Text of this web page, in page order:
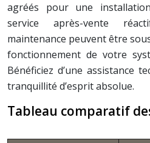
agréés pour une
service après-vente
maintenance peuvent être
fonctionnement de votre
Bénéficiez d’une assistance
tranquillité d’esprit absolue.
Tableau comparatif